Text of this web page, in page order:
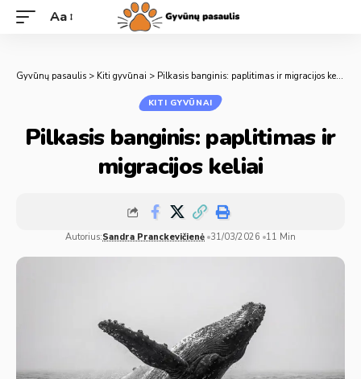
Aa
Gyvūnų pasaulis > Kiti gyvūnai > Pilkasis banginis: paplitimas ir migracijos keliai
KITI GYVŪNAI
Pilkasis banginis: paplitimas ir
migracijos keliai
Autorius:Sandra Pranckevičienė 31/03/2026 11 Min